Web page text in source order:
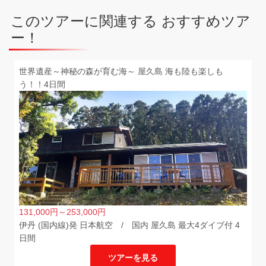
このツアーに関連する おすすめツア
ー！
世界遺産～神秘の森が育む海～ 屋久島 海も陸も楽しも
う！！4日間
131,000円 ～253,000円
伊丹 (国内線)発 日本航空 / 国内 屋久島 最大4ダイブ付 4
日間
ツアーを見る